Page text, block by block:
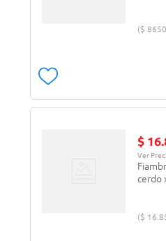
$ 8650
$ 16.
Ver
cerdo
$ 16